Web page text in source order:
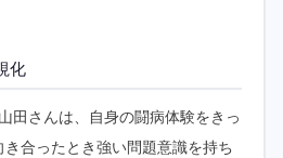
化
田さんは、自身の闘病体験をきっ
合ったとき強い問題意識を持ち